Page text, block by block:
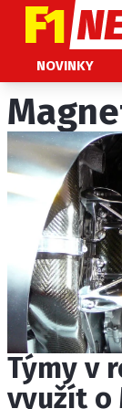
NOVINKY
Týmy v
využít o